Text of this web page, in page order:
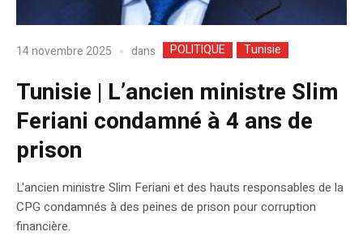
14 novembre 2025 dans POLITIQUE Tunisie
Tunisie | L’ancien ministre Slim
Feriani condamné à 4 ans de
prison
L'ancien ministre Slim Feriani et des hauts responsables de la
CPG condamnés à des peines de prison pour corruption
financière.